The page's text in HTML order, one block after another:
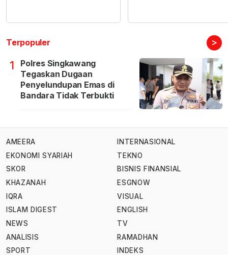
Terpopuler >
1
Polres Singkawang
Tegaskan Dugaan
Penyelundupan Emas di
Bandara Tidak Terbukti
AMEERA
EKONOMI SYARIAH
SKOR
KHAZANAH
IQRA
ISLAM DIGEST
NEWS
ANALISIS
SPORT
INTERNASIONAL
TEKNO
BISNIS FINANSIAL
ESGNOW
VISUAL
ENGLISH
TV
RAMADHAN
INDEKS